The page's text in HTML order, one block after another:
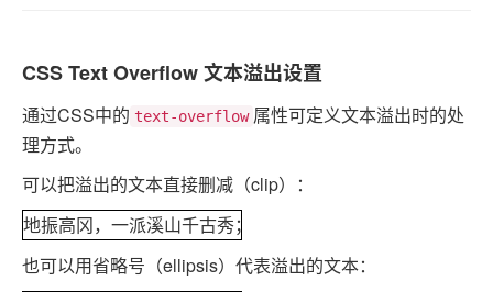
CSS Text Overflow 文本溢出设置
通过CSS中的 text-overflow 属性可定义文本溢出时的处
理方式。
可以把溢出的文本直接删减（clip）：
地振高冈，一派溪山千古秀；门朝大海，三合河水万年流
也可以用省略号（ellipsis）代表溢出的文本：